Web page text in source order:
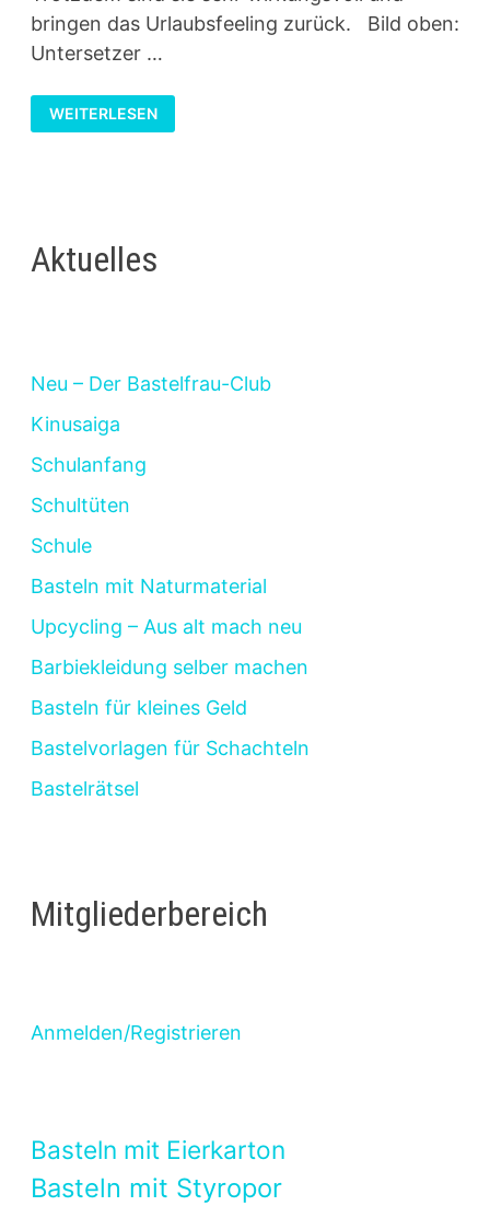
bringen das Urlaubsfeeling zurück. Bild oben:
Untersetzer …
VIELSEITIGE
BIERFILZE
–
WEITERLESEN
Aktuelles
Neu – Der Bastelfrau-Club
Kinusaiga
Schulanfang
Schultüten
Schule
Basteln mit Naturmaterial
Upcycling – Aus alt mach neu
Barbiekleidung selber machen
Basteln für kleines Geld
Bastelvorlagen für Schachteln
Bastelrätsel
Mitgliederbereich
Anmelden/Registrieren
Basteln mit Eierkarton
Basteln mit Styropor